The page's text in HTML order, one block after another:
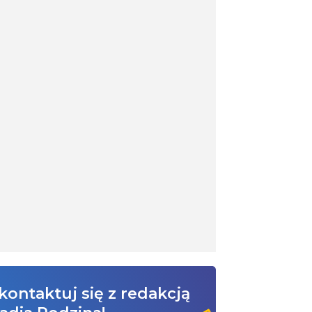
się z redakcją